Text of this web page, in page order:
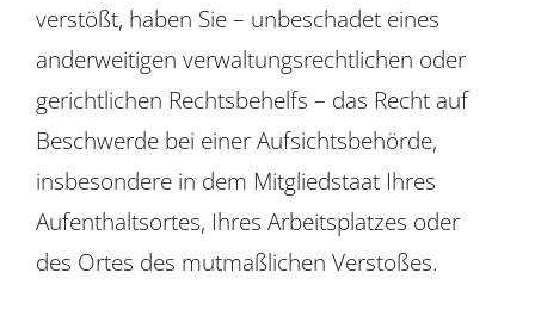
verstößt, haben Sie – unbeschadet eines
anderweitigen verwaltungsrechtlichen oder
gerichtlichen Rechtsbehelfs – das Recht auf
Beschwerde bei einer Aufsichtsbehörde,
insbesondere in dem Mitgliedstaat Ihres
Aufenthaltsortes, Ihres Arbeitsplatzes oder
des Ortes des mutmaßlichen Verstoßes.